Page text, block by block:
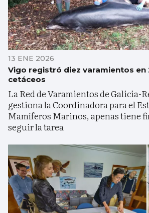
13 ENE 2026
Vigo registró diez varamientos en
cetáceos
La Red de Varamientos de Galicia-
gestiona la Coordinadora para el
Mamíferos Marinos, apenas tiene
seguir la tarea